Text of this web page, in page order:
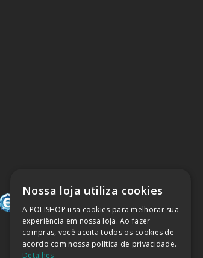
Nossa loja utiliza cookies
A POLISHOP usa cookies para melhorar sua
experiência em nossa loja. Ao fazer
compras, você aceita todos os cookies de
acordo com nossa política de privacidade.
Detalhes